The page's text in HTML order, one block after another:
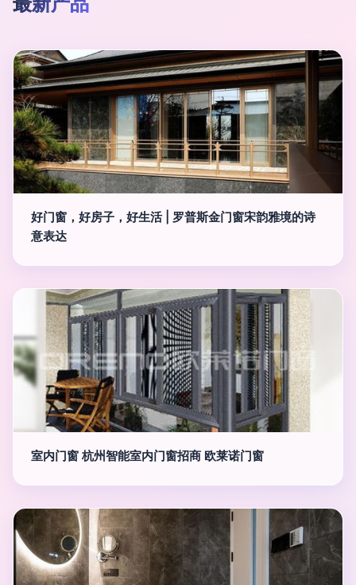
好门窗，好房子，好生活 | 罗普斯金门窗宋韵雅境的诗
意表达
室内门窗 杭州智能室内门窗招商 欧莱诺门窗